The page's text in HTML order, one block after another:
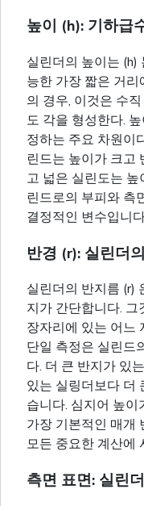
높이 (h): 기하급
실린더의 높이는 (h)
능한 가장 짧은 거
의 경우, 이것은 수
도 각을 형성한다.
정하는 주요 차원이
린드는 높이가 크고
고 넓은 실린도는
린드로의 부피와 측
결정적인 변수입니
반경 (r): 실린더
실린더의 반지름 (r)
지가 간단합니다.
장자리에 있는 어느
단일 측정은 실린드
다. 더 큰 반지가 있
있는 실링더보다 더
습니다. 심지어 높
가장 기본적인 매개
모든 중요한 계산에
측면 표면: 실린